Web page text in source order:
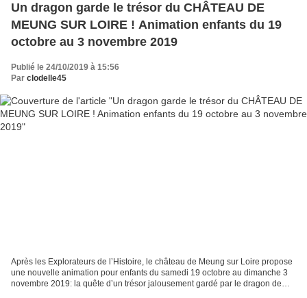
Un dragon garde le trésor du CHÂTEAU DE
MEUNG SUR LOIRE ! Animation enfants du 19
octobre au 3 novembre 2019
Publié le 24/10/2019 à 15:56
Par clodelle45
Après les Explorateurs de l’Histoire, le château de Meung sur Loire propose
une nouvelle animation pour enfants du samedi 19 octobre au dimanche 3
novembre 2019: la quête d’un trésor jalousement gardé par le dragon de